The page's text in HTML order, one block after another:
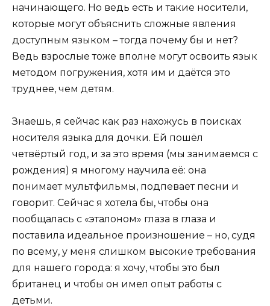
начинающего. Но ведь есть и такие носители,
которые могут объяснить сложные явления
доступным языком – тогда почему бы и нет?
Ведь взрослые тоже вполне могут освоить язык
методом погружения, хотя им и даётся это
труднее, чем детям.
Знаешь, я сейчас как раз нахожусь в поисках
носителя языка для дочки. Ей пошёл
четвёртый год, и за это время (мы занимаемся с
рождения) я многому научила её: она
понимает мультфильмы, подпевает песни и
говорит. Сейчас я хотела бы, чтобы она
пообщалась с «эталоном» глаза в глаза и
поставила идеальное произношение – но, судя
по всему, у меня слишком высокие требования
для нашего города: я хочу, чтобы это был
британец и чтобы он имел опыт работы с
детьми.